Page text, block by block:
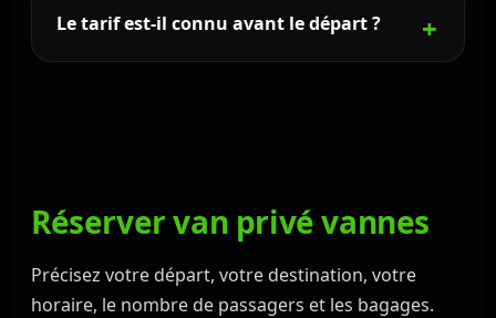
depuis ou vers Vannes, Rennes, Nantes, Carnac,
Le tarif est-il connu avant le départ ?
Réserver van privé vannes
Précisez votre départ, votre destination, votre
horaire, le nombre de passagers et les bagages.